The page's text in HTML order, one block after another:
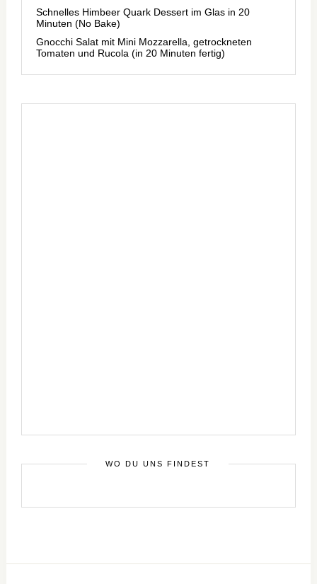
Schnelles Himbeer Quark Dessert im Glas in 20
Minuten (No Bake)
Gnocchi Salat mit Mini Mozzarella, getrockneten
Tomaten und Rucola (in 20 Minuten fertig)
WO DU UNS FINDEST